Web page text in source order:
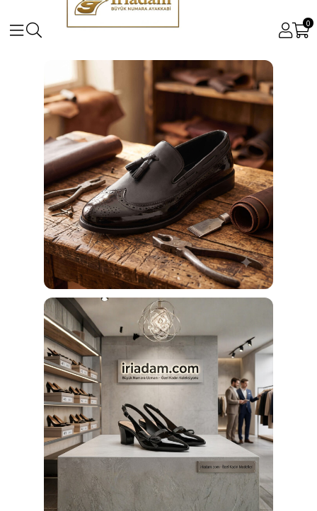
0
Büyük ve Küçük Numara Kadın ve Erkek Ayakkabı